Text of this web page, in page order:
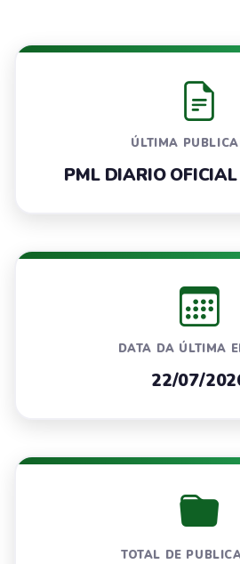
ÚLTIMA
PML DIARIO
DATA DA ÚLTIMA
22/07/
TOTAL DE